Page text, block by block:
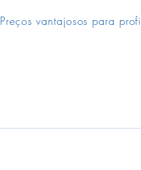
Preços vantajosos para